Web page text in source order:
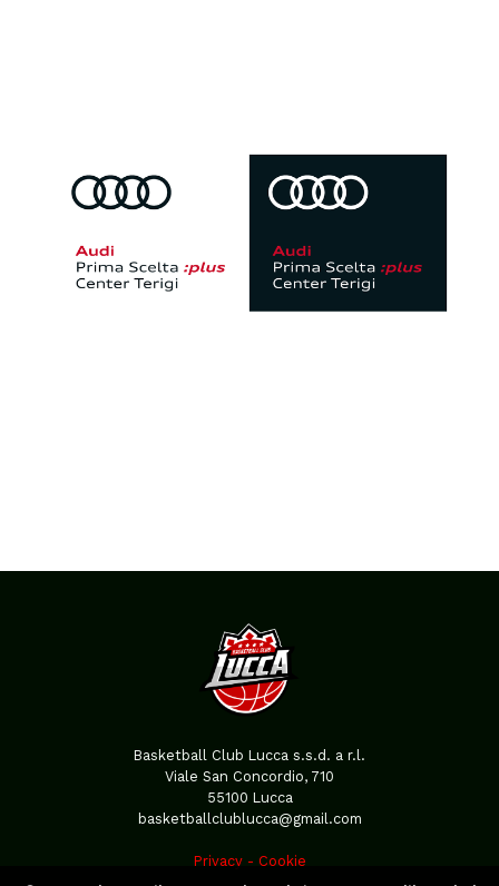
Basketball Club Lucca s.s.d. a r.l.
Viale San Concordio, 710
55100 Lucca
basketballclublucca@gmail.com
Privacy- Cookie